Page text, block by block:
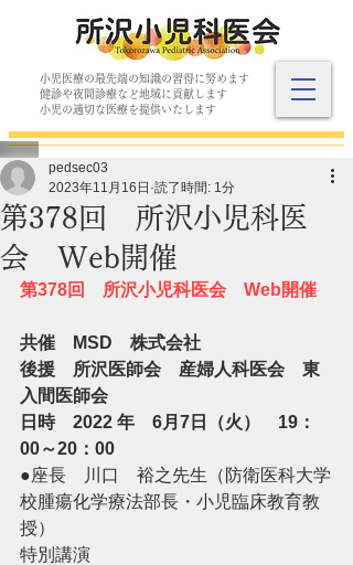
小児医療の最先端の知識の習得に努めます
​健診や夜間診療など地域に貢献します
​小児の適切な医療を提供いたします
第378回 所沢小児科医
会 Web開催
pedsec03
2023年11月16日 読了時間: 1分
第378回　所沢小児科医会　Web開催​
共催　MSD　株式会社
後援　所沢医師会　産婦人科医会　東
入間医師会
日時　2022 年　6月7日（火）　19：
00～20：00
●座長　川口　裕之先生（防衛医科大学
校腫瘍化学療法部長・小児臨床教育教
授）
特別講演